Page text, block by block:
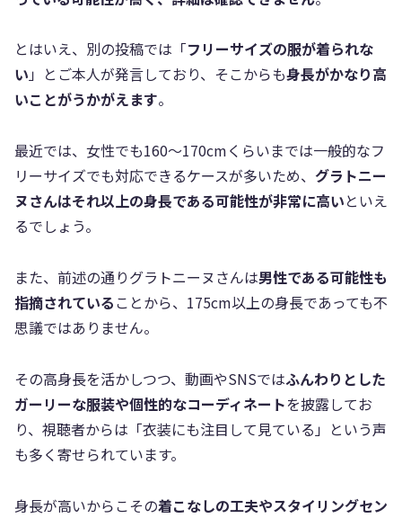
とはいえ、別の投稿では「フリーサイズの服が着られな
い」とご本人が発言しており、そこからも身長がかなり高
いことがうかがえます。
最近では、女性でも160〜170cmくらいまでは一般的なフ
リーサイズでも対応できるケースが多いため、 グラトニー
ヌさんはそれ以上の身長である可能性が非常に高いといえ
るでしょう。
また、前述の通りグラトニーヌさんは男性である可能性も
指摘されている ことから、175cm以上の身長であっても不
思議ではありません。
その高身長を活かしつつ、動画やSNSではふんわりとした
ガーリーな服装や個性的なコーディネートを披露してお
り、視聴者からは「衣装にも注目して見ている」という声
も多く寄せられています。
身長が高いからこその着こなしの工夫やスタイリングセン